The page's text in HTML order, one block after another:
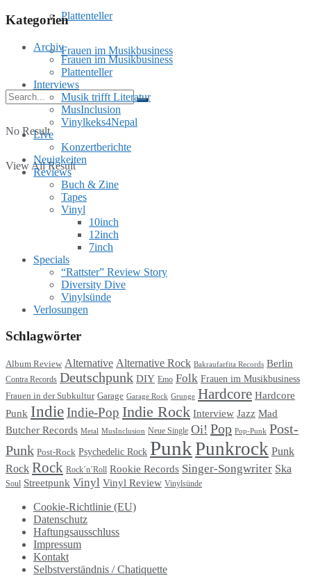
Plattenteller
Frauen im Musikbusiness
No Result
View All Result
Kategorien
Archiv
Frauen im Musikbusiness
Plattenteller
Interviews
Musik trifft Literatur
MusInclusion
Vinylkeks4Nepal
Live
Konzertberichte
Neuigkeiten
Reviews
Buch & Zine
Tapes
Vinyl
10inch
12inch
7inch
Specials
“Rattster” Review Story
Diversity Dive
Vinylsünde
Verlosungen
Schlagwörter
Album Review Alternative Alternative Rock Bakraufarfita Records Berlin
Contra Records Deutschpunk DIY Emo Folk Frauen im Musikbusiness
Frauen in der Subkultur Garage Garage Rock Grunge Hardcore Hardcore
Punk IndieIndie-Pop Indie Rock Interview Jazz Mad
Butcher Records Metal MusInclusion Neue Single Oi! Pop Pop-Punk Post-
Punk Post-Rock Psychedelic Rock PunkPunkrock Punk
Rock Rock Rock´n´Roll Rookie Records Singer-Songwriter Ska
Soul Streetpunk Vinyl Vinyl Review Vinylsünde
Cookie-Richtlinie (EU)
Datenschutz
Haftungsausschluss
Impressum
Kontakt
Selbstverständnis / Chatiquette